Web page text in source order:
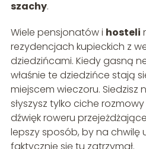
szachy.
Wiele pensjonatów i hosteli
rezydencjach kupieckich z
dziedzińcami. Kiedy gasną
właśnie te dziedzińce stają
miejscem wieczoru. Siedzisz
słyszysz tylko ciche
dźwięk roweru
lepszy sposób, by na chwilę